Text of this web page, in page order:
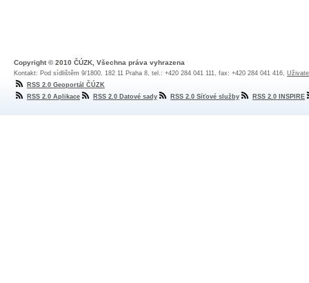
Copyright © 2010 ČÚZK, Všechna práva vyhrazena
Kontakt: Pod sídlištěm 9/1800, 182 11 Praha 8, tel.: +420 284 041 111, fax: +420 284 041 416,
RSS 2.0 Geoportál ČÚZK
RSS 2.0 Aplikace
RSS 2.0 Datové sady RSS 2.0 Síťové služby RSS 2.0 INSPIRE